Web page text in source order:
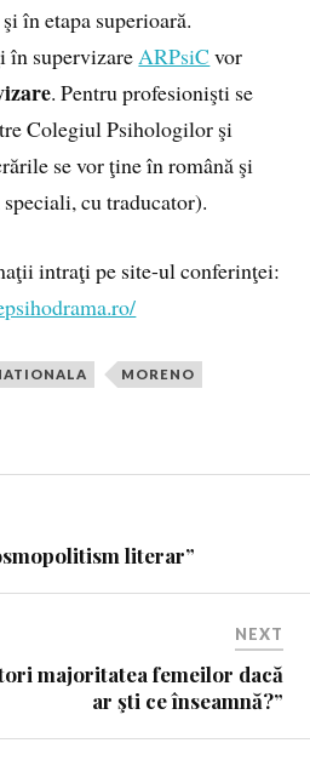
în etapa superioară.
în supervizare ARPsiC vor
. Pentru profesionişti se
Colegiul Psihologilor şi
se vor ţine în română şi
cu traducator).
intraţi pe site-ul conferinţei:
MORENO
literar”
NEXT
majoritatea femeilor dacă
ar şti ce înseamnă?”